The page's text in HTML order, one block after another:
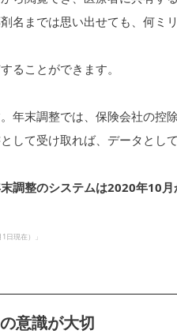
名までは思い出せても、何ミ
ることができます。
年末調整では、保険会社の控
して受け取れば、データとし
調整のシステムは2020年10
日現在）」
意識が大切